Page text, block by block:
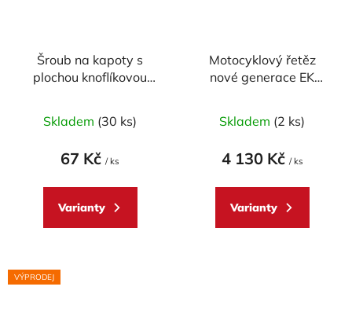
Šroub na kapoty s
plochou knoflíkovou
Skladem (30 ks)
67 Kč / ks
Varianty
Motocyklový řetěz
nové generace EK
technologie
Skladem (2 ks)
4 130 Kč / ks
Varianty
VÝPRODEJ